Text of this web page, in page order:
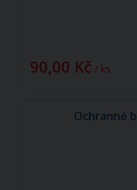
90,00 Kč / ks
Ochranné